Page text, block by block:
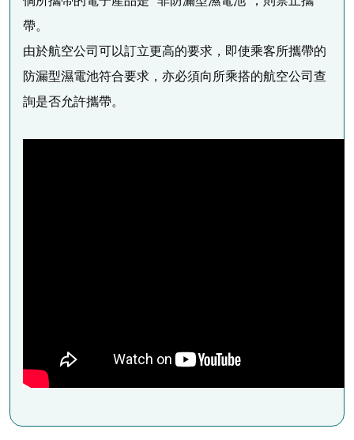
帶。
由於航空公司可以訂立更高的要求，即使乘客所攜帶的
防漏型濕電池符合要求，亦必須向所乘搭的航空公司查
詢是否允許攜帶。